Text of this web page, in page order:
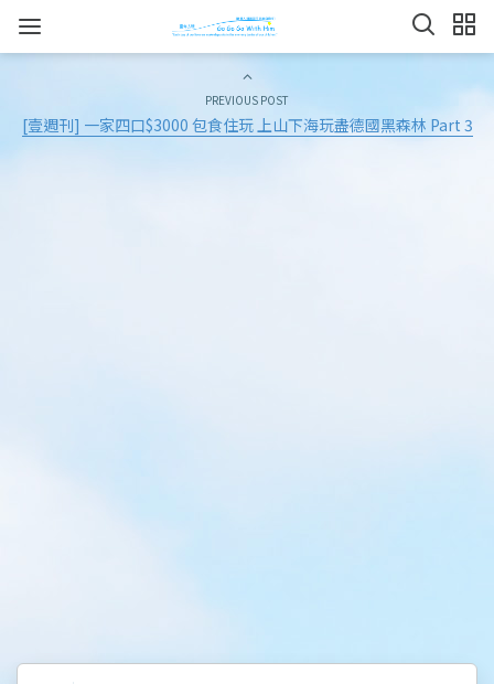
PREVIOUS POST
[壹週刊] 一家四口$3000 包食住玩 上山下海玩盡德國黑森林 Part 3